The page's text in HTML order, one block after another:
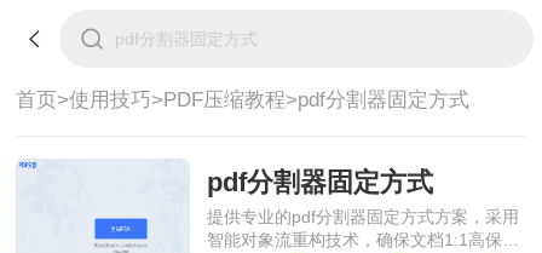
首页>使用技巧>PDF压缩教程>pdf分割器固定方式
pdf分割器固定方式
提供专业的pdf分割器固定方式方案，采用
智能对象流重构技术，确保文档1:1高保真